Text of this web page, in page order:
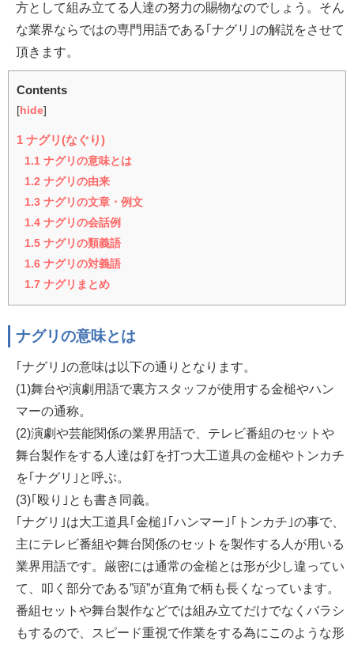
方として組み立てる人達の努力の賜物なのでしょう。そん
な業界ならではの専門用語である｢ナグリ｣の解説をさせて
頂きます。
Contents
[ hide]
1 ナグリ(なぐり)
1.1 ナグリの意味とは
1.2 ナグリの由来
1.3 ナグリの文章・例文
1.4 ナグリの会話例
1.5 ナグリの類義語
1.6 ナグリの対義語
1.7 ナグリまとめ
ナグリの意味とは
｢ナグリ｣の意味は以下の通りとなります。
(1)舞台や演劇用語で裏方スタッフが使用する金槌やハン
マーの通称。
(2)演劇や芸能関係の業界用語で、テレビ番組のセットや
舞台製作をする人達は釘を打つ大工道具の金槌やトンカチ
を｢ナグリ｣と呼ぶ。
(3)｢殴り｣とも書き同義。
｢ナグリ｣は大工道具｢金槌｣｢ハンマー｣｢トンカチ｣の事で、
主にテレビ番組や舞台関係のセットを製作する人が用いる
業界用語です。厳密には通常の金槌とは形が少し違ってい
て、叩く部分である”頭”が直角で柄も長くなっています。
番組セットや舞台製作などでは組み立てだけでなくバラシ
もするので、スピード重視で作業をする為にこのような形